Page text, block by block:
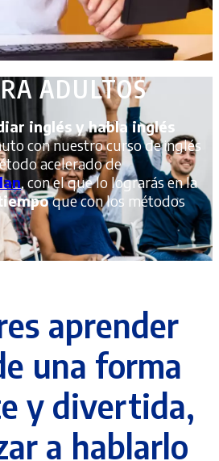
ADULTOS
inglés y habla inglés
con nuestro curso de inglés
acelerado de
, con el que lo lograrás en la
que con los métodos
aprender
una forma
y divertida,
a hablarlo